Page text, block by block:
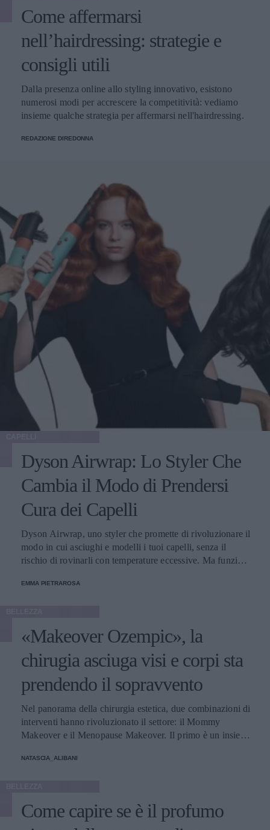
Come affermarsi
nell’hairdressing: strategie e
consigli utili
Dalla presenza online allo styling innovativo, esistono
numerosi modi per accrescere la competitività: vediamo
insieme qualche strategia per affermarsi nell'hairdressing.
REDAZIONE DIREDONNA
Dyson Airwrap: Lo Styler Che
Cambia il Modo di Prendersi
Cura dei Capelli
Dyson Airwrap, uno styler che promette di rivoluzionare il
modo in cui asciughi e modelli i tuoi capelli, senza il
rischio di rovinarli con temperature eccessive. Ma funziona
EMMA PIETRAROSA
«Makeover Ozempic», la
chirugia asciuga visi e corpi sta
prendendo il sopravvento
Nel panorama della chirurgia estetica, due combinazioni di
interventi hanno rivoluzionato il settore: il Mommy
Makeover e il Menopause Makeover. Il primo è un insieme
donne a recuperare la forma fisica e l'aspetto che avevano
rilassamento cutaneo o perdita di tono. Il secondo, invece,
è scelto dalle donne che sono entrate in menopausa. Oggi,
NATASCIA_ALIBANI
Come capire se è il profumo